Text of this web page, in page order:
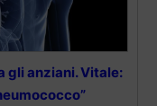
gli anziani. Vitale: